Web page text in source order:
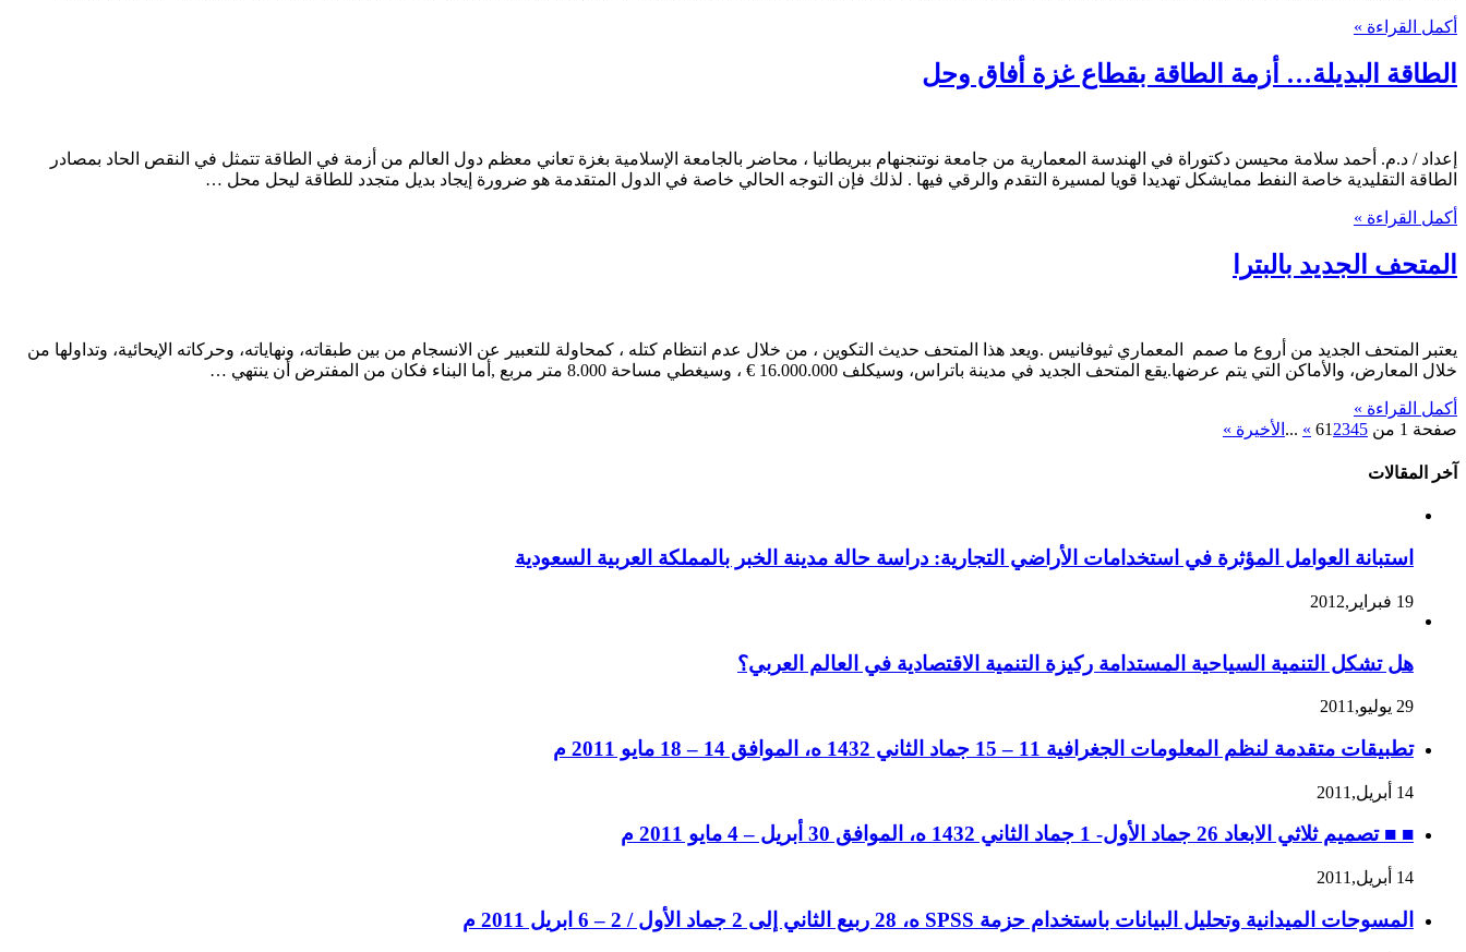
أكمل القراءة »
الطاقة البديلة… أزمة الطاقة بقطاع غزة أفاق وحل
إعداد / د.م. أحمد سلامة محيسن دكتوراة في الهندسة المعمارية من جامعة نوتنجنهام ببريطانيا ، محاضر بالجامعة الإسلامية بغزة تعاني معظم دول العالم من أزمة في الطاقة تتمثل في النقص الحاد بمصادر
الطاقة التقليدية خاصة النفط ممايشكل تهديدا قويا لمسيرة التقدم والرقي فيها . لذلك فإن التوجه الحالي خاصة في الدول المتقدمة هو ضرورة إيجاد بديل متجدد للطاقة ليحل محل …
أكمل القراءة »
المتحف الجديد بالبترا
يعتبر المتحف الجديد من أروع ما صمم المعماري ثيوفانيس .ويعد هذا المتحف حديث التكوين ، من خلال عدم انتظام كتله ، كمحاولة للتعبير عن الانسجام من بين طبقاته، ونهاياته، وحركاته الإيحائية، وتداولها من
خلال المعارض، والأماكن التي يتم عرضها.يقع المتحف الجديد في مدينة باتراس، وسيكلف 16.000.000 € ، وسيغطي مساحة 8.000 متر مربع ,أما البناء فكان من المفترض أن ينتهي …
أكمل القراءة »
صفحة 1 من 6
1 2345
»
... الأخيرة »
آخر المقالات
استبانة العوامل المؤثرة في استخدامات الأراضي التجارية: دراسة حالة مدينة الخبر بالمملكة العربية السعودية
19 فبراير,2012
هل تشكل التنمية السياحية المستدامة ركيزة التنمية الاقتصادية في العالم العربي؟
29 يوليو,2011
تطبيقات متقدمة لنظم المعلومات الجغرافية 11 – 15 جماد الثاني 1432 ه، الموافق 14 – 18 مايو 2011 م
14 أبريل,2011
■ ■ تصميم ثلاثي الابعاد 26 جماد الأول- 1 جماد الثاني 1432 ه، الموافق 30 أبريل – 4 مايو 2011 م
14 أبريل,2011
المسوحات الميدانية وتحليل البيانات باستخدام حزمة SPSS ه، 28 ربيع الثاني إلى 2 جماد الأول / 2 – 6 ابريل 2011 م